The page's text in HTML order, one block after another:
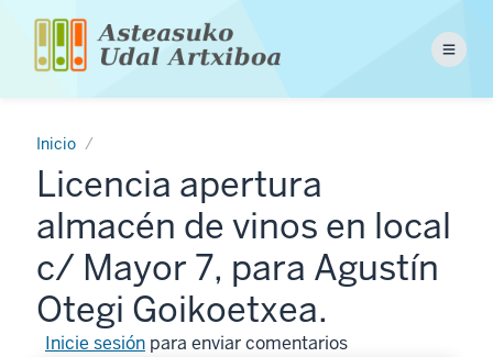
contenido
Menu
Inicio
Licencia apertura
almacén de vinos en local
c/ Mayor 7, para Agustín
Otegi Goikoetxea.
Inicie sesiónpara enviar comentarios